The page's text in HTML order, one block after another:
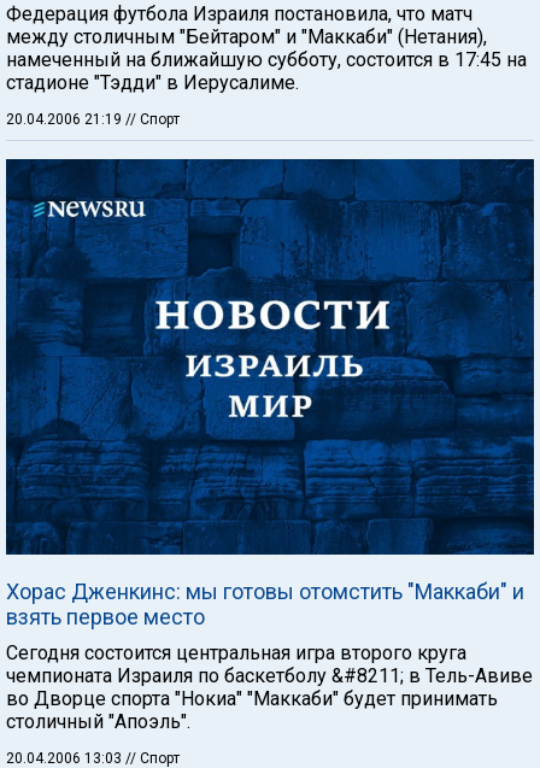
Федерация футбола Израиля постановила, что матч
между столичным "Бейтаром" и "Маккаби" (Нетания),
намеченный на ближайшую субботу, состоится в 17:45 на
стадионе "Тэдди" в Иерусалиме.
20.04.2006 21:19 // Спорт
Хорас Дженкинс: мы готовы отомстить "Маккаби" и
взять первое место
Сегодня состоится центральная игра второго круга
чемпионата Израиля по баскетболу &#8211; в Тель-Авиве
во Дворце спорта "Нокиа" "Маккаби" будет принимать
столичный "Апоэль".
20.04.2006 13:03 // Спорт